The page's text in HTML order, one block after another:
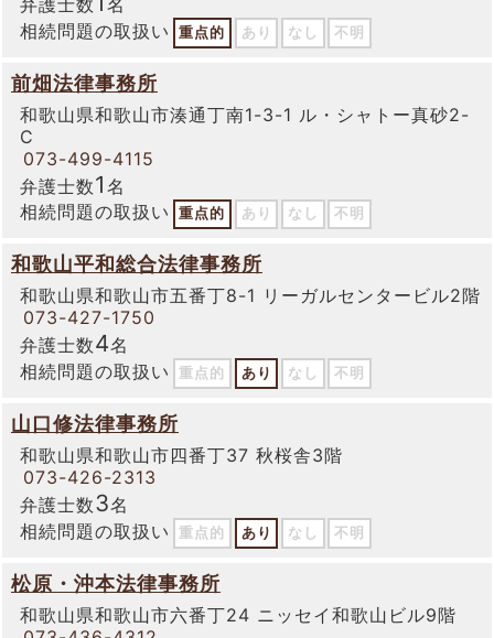
相続問題の取扱い
重点的 あり なし 不明
前畑法律事務所
和歌山県和歌山市湊通丁南1-3-1 ル・シャトー真砂2-
C
073-499-4115
弁護士数1 名
相続問題の取扱い
重点的 あり なし 不明
和歌山平和総合法律事務所
和歌山県和歌山市五番丁8-1 リーガルセンタービル2階
073-427-1750
弁護士数4名
相続問題の取扱い
重点的 あり なし 不明
山口修法律事務所
和歌山県和歌山市四番丁37 秋桜舎3階
073-426-2313
弁護士数3名
相続問題の取扱い
重点的 あり なし 不明
松原・沖本法律事務所
和歌山県和歌山市六番丁24 ニッセイ和歌山ビル9階